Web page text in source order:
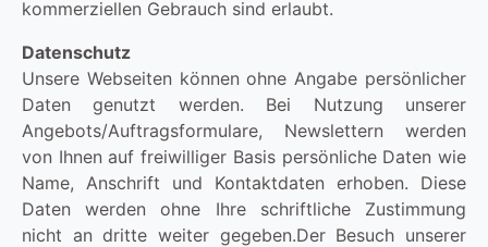
kommerziellen Gebrauch sind erlaubt.
Datenschutz
Unsere Webseiten können ohne Angabe persönlicher
Daten genutzt werden. Bei Nutzung unserer
Angebots/Auftragsformulare, Newslettern werden
von Ihnen auf freiwilliger Basis persönliche Daten wie
Name, Anschrift und Kontaktdaten erhoben. Diese
Daten werden ohne Ihre schriftliche Zustimmung
nicht an dritte weiter gegeben.Der Besuch unserer